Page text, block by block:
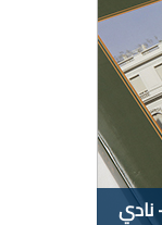
نادي